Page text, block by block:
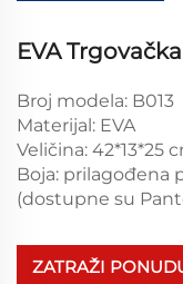
EVA
Broj modela: B013
Materijal: EVA
Veličina: 42*13*25
Boja: prilagođena
(dostupne su
ZATRAŽI